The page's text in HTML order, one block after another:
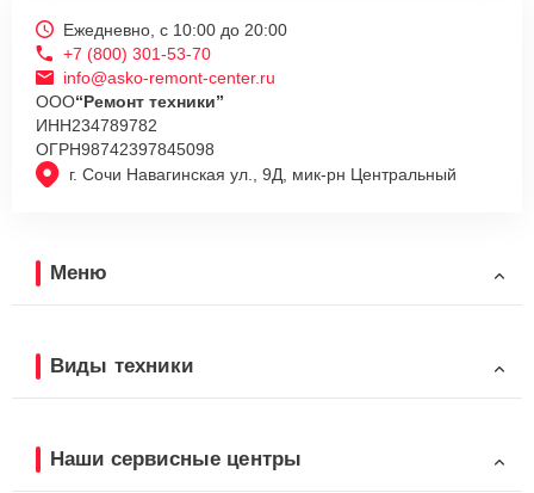
г. Сочи Навагинская ул., 9Д, мик-рн Центральный
Ежедневно, с 10:00 до 20:00
+7 (800) 301-53-70
info@asko-remont-center.ru
ООО“Ремонт техники”
ИНН234789782
ОГРН98742397845098
Меню
Виды техники
Наши сервисные центры